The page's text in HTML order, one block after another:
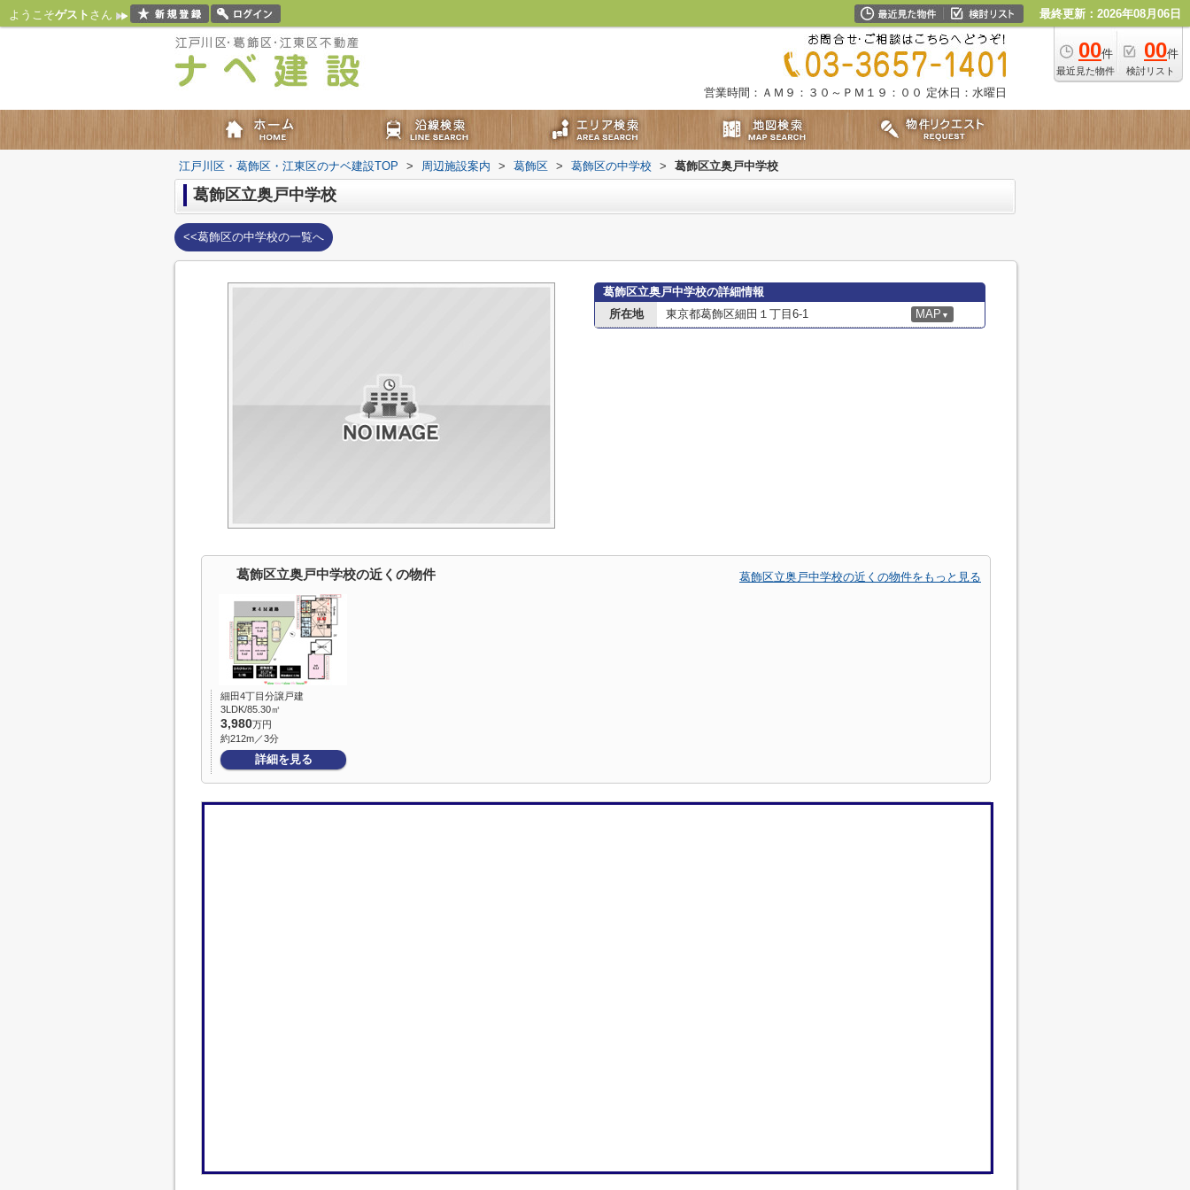
ようこそゲスト さん 最終更新：2026年08月06日
00件
最近見た物件
00件
検討リスト
営業時間：ＡＭ９：３０～ＰＭ１９：００ 定休日：水曜日
江戸川区・葛飾区・江東区のナベ建設TOP > 周辺施設案内 > 葛飾区 > 葛飾区の中学校 > 葛飾区立奥戸中学校
葛飾区立奥戸中学校
<<葛飾区の中学校の一覧へ
葛飾区立奥戸中学校の詳細情報
所在地
東京都葛飾区細田１丁目6-1 MAP ▼
葛飾区立奥戸中学校の近くの物件 葛飾区立奥戸中学校の近くの物件をもっと見る
細田4丁目分譲戸建
3LDK/85.30㎡
3,980万円
約212m／3分
詳細を見る